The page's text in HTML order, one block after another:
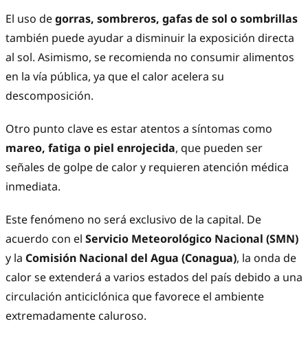
El uso degorras, sombreros, gafas de sol o sombrillas
también puede ayudar a disminuir la exposición directa
al sol. Asimismo, se recomienda no consumir alimentos
en la vía pública, ya que el calor acelera su
descomposición.
Otro punto clave es estar atentos a síntomas como
mareo, fatiga o piel enrojecida, que pueden ser
señales de golpe de calor y requieren atención médica
inmediata.
Este fenómeno no será exclusivo de la capital. De
acuerdo con el Servicio Meteorológico Nacional (SMN)
y la Comisión Nacional del Agua (Conagua), la onda de
calor se extenderá a varios estados del país debido a una
circulación anticiclónica que favorece el ambiente
extremadamente caluroso.